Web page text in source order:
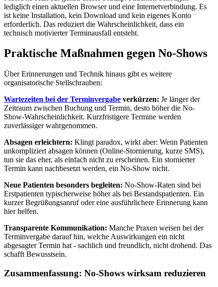
lediglich einen aktuellen Browser und eine Internetverbindung. Es
ist keine Installation, kein Download und kein eigenes Konto
erforderlich. Das reduziert die Wahrscheinlichkeit, dass ein
technisch motivierter Terminausfall entsteht.
Praktische Maßnahmen gegen No-Shows
Über Erinnerungen und Technik hinaus gibt es weitere
organisatorische Stellschrauben:
Wartezeiten bei der Terminvergabe verkürzen: Je länger der
Zeitraum zwischen Buchung und Termin, desto höher die No-
Show-Wahrscheinlichkeit. Kurzfristigere Termine werden
zuverlässiger wahrgenommen.
Absagen erleichtern: Klingt paradox, wirkt aber: Wenn Patienten
unkompliziert absagen können (Online-Stornierung, kurze SMS),
tun sie das eher, als einfach nicht zu erscheinen. Ein stornierter
Termin kann nachbesetzt werden, ein No-Show nicht.
Neue Patienten besonders begleiten: No-Show-Raten sind bei
Erstpatienten typischerweise höher als bei Bestandspatienten. Ein
kurzer Begrüßungsanruf oder eine ausführlichere Erinnerung kann
hier helfen.
Transparente Kommunikation: Manche Praxen weisen bei der
Terminvergabe darauf hin, welche Auswirkungen ein nicht
abgesagter Termin hat - sachlich und freundlich, nicht drohend. Das
schafft Bewusstsein.
Zusammenfassung: No-Shows wirksam reduzieren